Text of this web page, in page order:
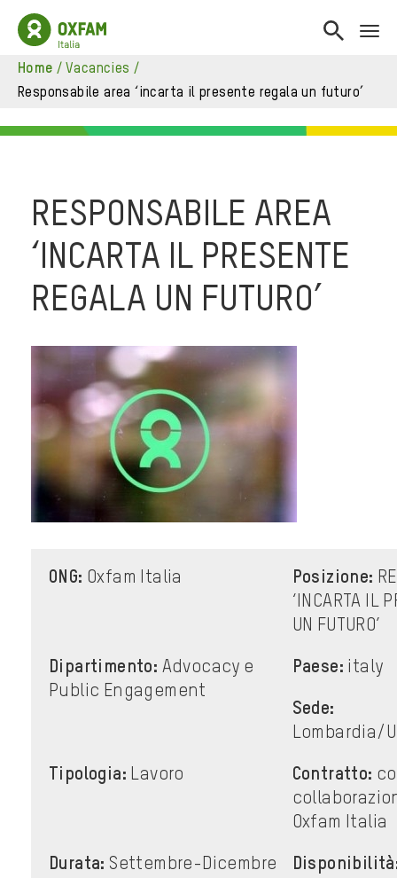
home / vacancies /
responsabile area ‘incarta il presente regala un futuro’
RESPONSABILE AREA
‘INCARTA IL PRESENTE
REGALA UN FUTURO’
ONG: Oxfam Italia Posizione:
‘INCARTA IL
UN FUTURO’
Dipartimento: Advocacy e
Public Engagement
Paese: italy
Sede:
Lombardia/
Tipologia: Lavoro Contratto:
Oxfam Italia
Durata: Settembre-Dicembre